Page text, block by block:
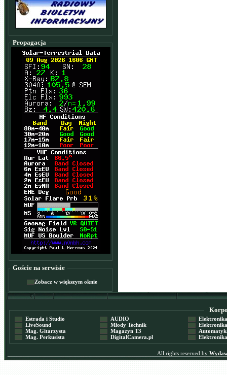
Propagacja
Goście na serwisie
Zobacz w większym oknie
Estrada i Studio
LiveSound
Mag. Gitarzysta
Mag. Perkusista
AUDIO
Młody Technik
Magazyn T3
DigitalCamera.pl
Elektronika
Elektronika
Automatyka
Elektronika
All rights reserved by